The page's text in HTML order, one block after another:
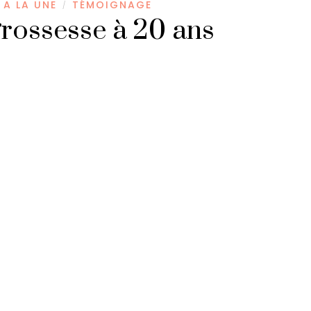
A LA UNE / TÉMOIGNAGE
à 20 ans